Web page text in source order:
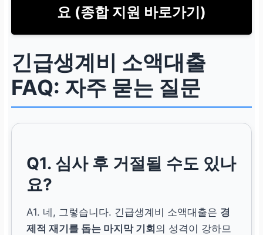
요 (종합 지원 바로가기)
긴급생계비 소액대출
FAQ: 자주 묻는 질문
Q1. 심사 후 거절될 수도 있나
요?
A1. 네, 그렇습니다. 긴급생계비 소액대출은 경
제적 재기를 돕는 마지막 기회의 성격이 강하므